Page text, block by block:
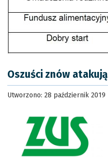
Oszuści znów atakują
Utworzono: 28 październik 2019